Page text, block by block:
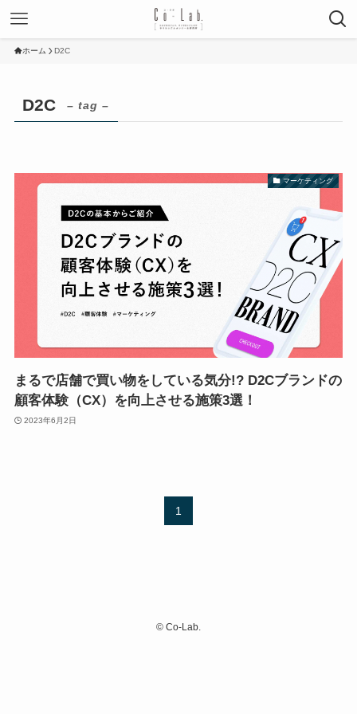
ホーム D2C
D2C – tag –
マーケティング
まるで店舗で買い物をしている気分!? D2Cブランドの
顧客体験（CX）を向上させる施策3選！
2023年6月2日
1
© Co-Lab.